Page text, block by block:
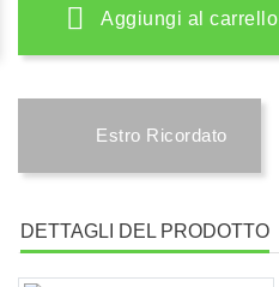
Aggiungi al carrello
Estro Ricordato
DETTAGLI DEL PRODOTTO